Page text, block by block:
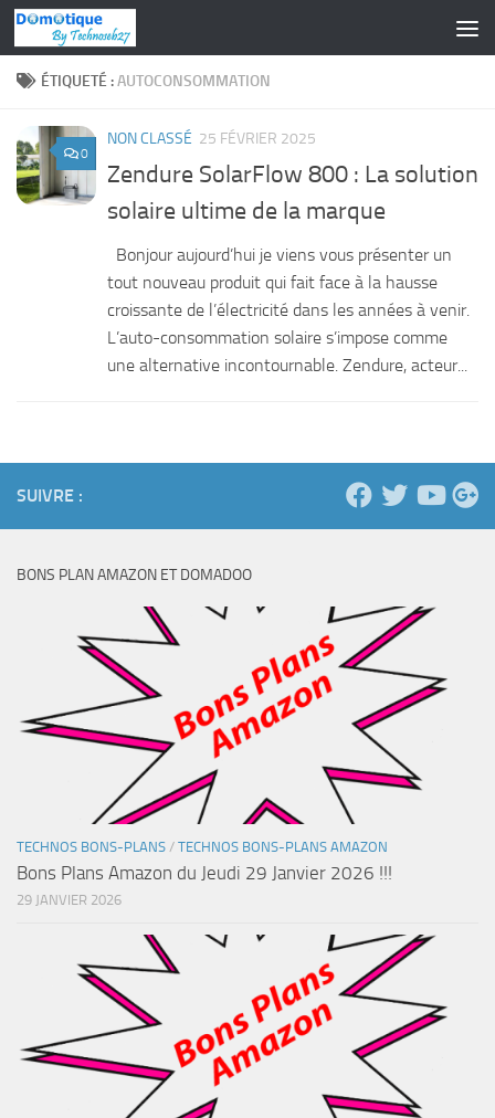
Skip to content
ÉTIQUETÉ :AUTOCONSOMMATION
0
NON CLASSÉ 25 FÉVRIER 2025
Zendure SolarFlow 800 : La solution
solaire ultime de la marque
Bonjour aujourd’hui je viens vous présenter un
tout nouveau produit qui fait face à la hausse
croissante de l’électricité dans les années à venir.
L’auto-consommation solaire s’impose comme
une alternative incontournable. Zendure, acteur...
SUIVRE :
BONS PLAN AMAZON ET DOMADOO
TECHNOS BONS-PLANS / TECHNOS BONS-PLANS AMAZON
Bons Plans Amazon du Jeudi 29 Janvier 2026 !!!
29 JANVIER 2026